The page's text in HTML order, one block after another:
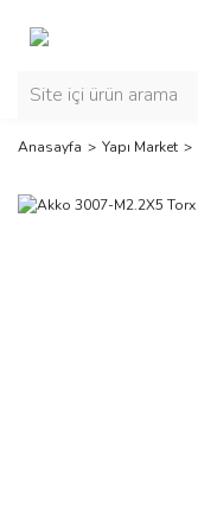
Anasayfa Yapı Market